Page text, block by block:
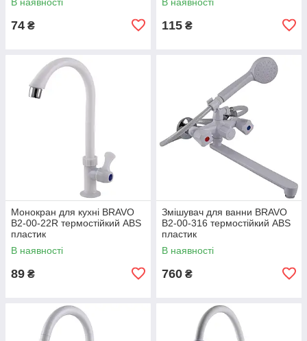
74 ₴ 115 ₴
Монокран для кухні BRAVO
B2-00-22R термостійкий ABS
пластик
В наявності
89 ₴
Змішувач для ванни BRAVO
B2-00-316 термостійкий ABS
пластик
В наявності
760 ₴